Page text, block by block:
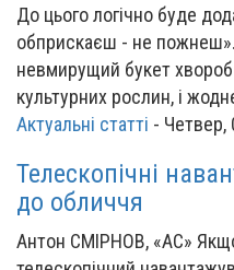
До цього логічно буде
обприскаєш - не пожнеш».
невмирущий букет
культурних рослин, і
Актуальні статті - Четвер,
Телескопічні
до обличчя
Антон СМІРНОВ, «АС»